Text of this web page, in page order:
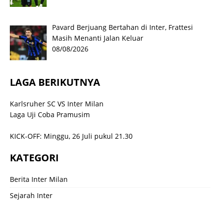
Pavard Berjuang Bertahan di Inter, Frattesi
Masih Menanti Jalan Keluar
08/08/2026
LAGA BERIKUTNYA
Karlsruher SC VS Inter Milan
Laga Uji Coba Pramusim
KICK-OFF: Minggu, 26 Juli pukul 21.30
KATEGORI
Berita Inter Milan
Sejarah Inter